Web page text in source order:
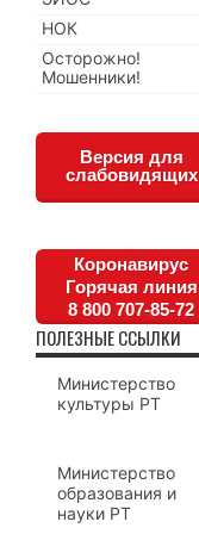
НОК
Осторожно!
Мошенники!
Версия для
слабовидящих
Коронавирус
Горячая линия
8 800 707-85-72
ПОЛЕЗНЫЕ ССЫЛКИ
Министерство
культуры РТ
Министерство
образования и
науки РТ